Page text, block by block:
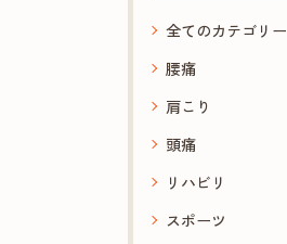
全てのカテゴリー
腰痛
肩こり
頭痛
リハビリ
スポーツ